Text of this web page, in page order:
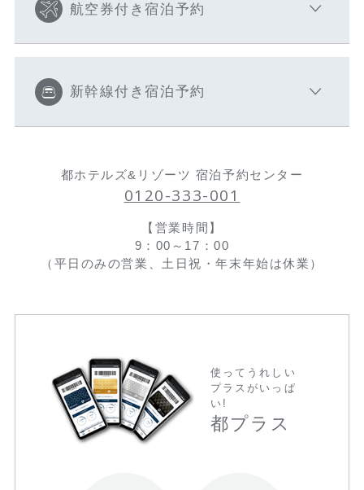
航空券付き宿泊予約
新幹線付き宿泊予約
都ホテルズ&リゾーツ 宿泊予約センター
0120-333-001
【営業時間】
9：00～17：00
（平日のみの営業、土日祝・年末年始は休業）
使ってうれしい
プラスがいっぱ
い!
都プラス